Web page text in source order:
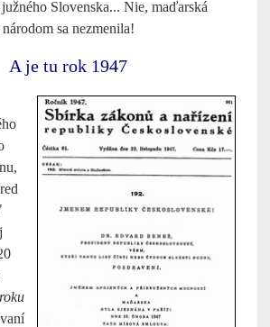
Slovenska... Nie, maďarská
sa nezmenila!
A je tu rok 1947